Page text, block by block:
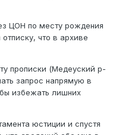
ЦОН по месту рождения
что в архиве
прописки (Медеуский р-
запрос напрямую в
избежать лишних
юстиции и спустя